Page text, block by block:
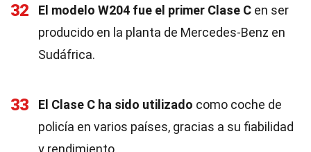
32 El modelo W204 fue el primer Clase C en ser
producido en la planta de Mercedes-Benz en
Sudáfrica.
33 El Clase C ha sido utilizado como coche de
policía en varios países, gracias a su fiabilidad
y rendimiento.